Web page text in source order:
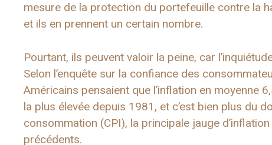
mesure de la protection du portefeuille contre la
et ils en prennent un certain nombre.
Pourtant, ils peuvent valoir la peine, car
Selon l’enquête sur la confiance des
Américains pensaient que l’inflation en moyenne
la plus élevée depuis 1981, et c’est bien plus du
consommation (CPI), la principale jauge
précédents.